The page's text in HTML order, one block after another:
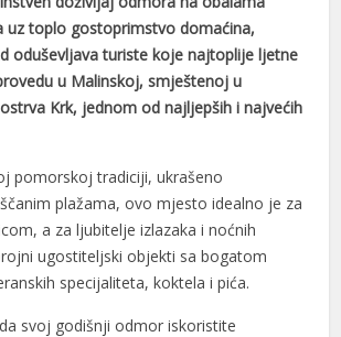
uz toplo gostoprimstvo domaćina,
oduševljava turiste koje najtoplije ljetne
u Malinskoj, smještenoj u
Krk, jednom od najljepših i najvećih
pomorskoj tradiciji, ukrašeno
plažama, ovo mjesto idealno je za
a za ljubitelje izlazaka i noćnih
ugostiteljski objekti sa bogatom
specijaliteta, koktela i pića.
svoj godišnji odmor iskoristite